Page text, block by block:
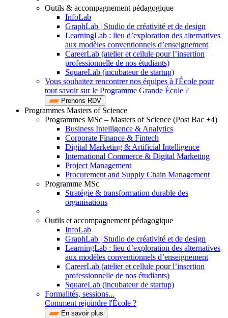
Outils & accompagnement pédagogique
InfoLab
GraphLab | Studio de créativité et de design
LearningLab : lieu d’exploration des alternatives
aux modèles conventionnels d’enseignement
CareerLab (atelier et cellule pour l’insertion
professionnelle de nos étudiants)
SquareLab (incubateur de startup)
Vous souhaitez rencontrer nos équipes à l'École pour
tout savoir sur le Programme Grande École ?
Prenons RDV
Programmes Masters of Science
Programmes MSc – Masters of Science (Post Bac +4)
Business Intelligence & Analytics
Corporate Finance & Fintech
Digital Marketing & Artificial Intelligence
International Commerce & Digital Marketing
Project Management
Procurement and Supply Chain Management
Programme MSc
Stratégie & transformation durable des
organisations
Outils et accompagnement pédagogique
InfoLab
GraphLab | Studio de créativité et de design
LearningLab : lieu d’exploration des alternatives
aux modèles conventionnels d’enseignement
CareerLab (atelier et cellule pour l’insertion
professionnelle de nos étudiants)
SquareLab (incubateur de startup)
Formalités, sessions...
Comment rejoindre l'École ?
En savoir plus